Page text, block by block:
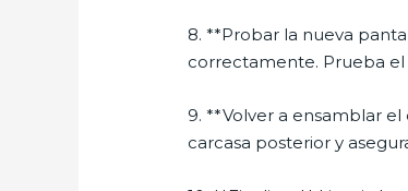
8. **Probar la nueva
correctamente. Prueba el
9. **Volver a ensamblar
carcasa posterior y